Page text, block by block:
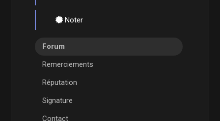
Noter
Forum
Remerciements
Réputation
Signature
Contact